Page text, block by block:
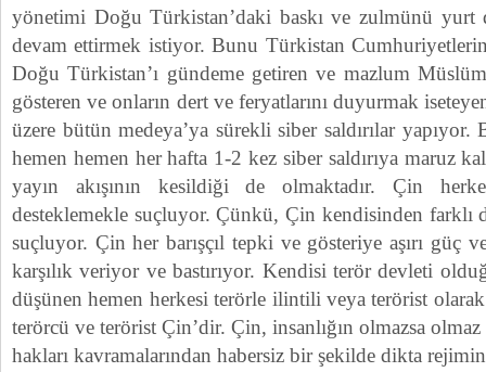
yönetimi Doğu Türkistan’daki baskı ve zulmünü yurt
devam ettirmek istiyor. Bunu Türkistan
Doğu Türkistan’ı gündeme getiren ve mazlum
gösteren ve onların dert ve feryatlarını duyurmak
üzere bütün medeya’ya sürekli siber saldırılar
hemen hemen her hafta 1-2 kez siber saldırıya maruz
yayın akışının kesildiği de olmaktadır. Çin
desteklemekle suçluyor. Çünkü, Çin kendisinden farklı
suçluyor. Çin her barışçıl tepki ve gösteriye aşırı güç
karşılık veriyor ve bastırıyor. Kendisi terör devleti
düşünen hemen herkesi terörle ilintili veya terörist
terörcü ve terörist Çin’dir. Çin, insanlığın olmazsa
hakları kavramalarından habersiz bir şekilde dikta